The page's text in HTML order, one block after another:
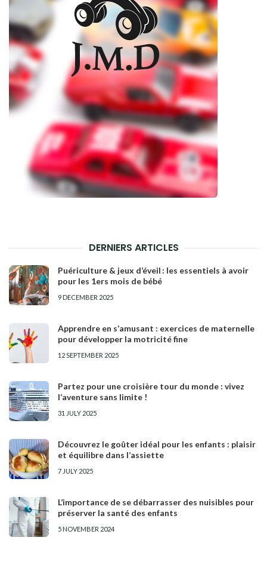
DERNIERS ARTICLES
Puériculture & jeux d’éveil : les essentiels à avoir
pour les 1ers mois de bébé
9 DECEMBER 2025
Apprendre en s’amusant : exercices de maternelle
pour développer la motricité fine
12 SEPTEMBER 2025
Partez pour une croisière tour du monde : vivez
l’aventure sans limite !
31 JULY 2025
Découvrez le goûter idéal pour les enfants : plaisir
et équilibre dans l’assiette
7 JULY 2025
L’importance de se débarrasser des nuisibles pour
préserver la santé des enfants
5 NOVEMBER 2024